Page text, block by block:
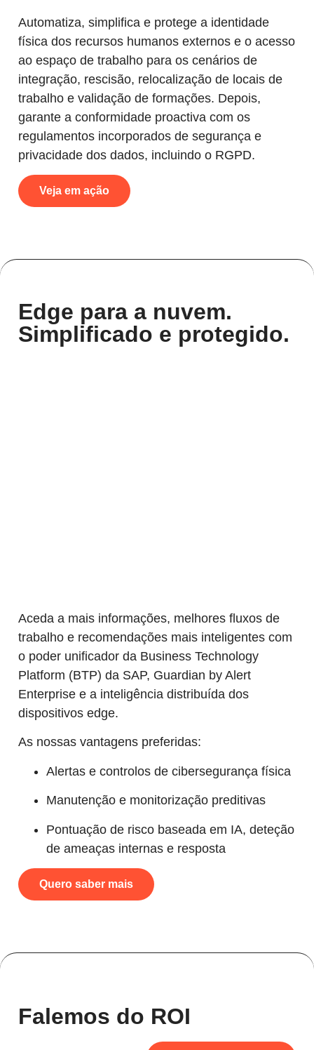
Automatiza, simplifica e protege a identidade
física dos recursos humanos externos e o acesso
ao espaço de trabalho para os cenários de
integração, rescisão, relocalização de locais de
trabalho e validação de formações. Depois,
garante a conformidade proactiva com os
regulamentos incorporados de segurança e
privacidade dos dados, incluindo o RGPD.
Veja em ação
Edge para a nuvem.
Simplificado e protegido.
Aceda a mais informações, melhores fluxos de
trabalho e recomendações mais inteligentes com
o poder unificador da Business Technology
Platform (BTP) da SAP, Guardian by Alert
Enterprise e a inteligência distribuída dos
dispositivos edge.
As nossas vantagens preferidas:
Alertas e controlos de cibersegurança física
Manutenção e monitorização preditivas
Pontuação de risco baseada em IA, deteção
de ameaças internas e resposta
Quero saber mais
Falemos do ROI